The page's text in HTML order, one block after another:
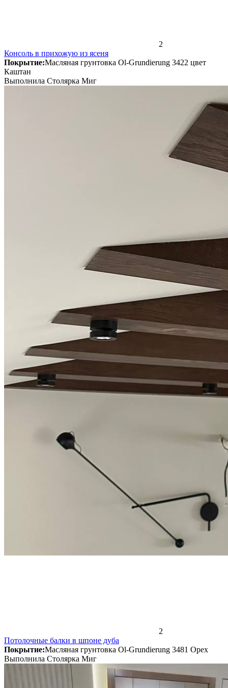
2
Консоль в прихожую из ясеня
Покрытие:Масляная грунтовка Ol-Grundierung 3422 цвет
Каштан
Выполнила Столярка Миг
2
Потолочные балки в шпоне дуба
Покрытие:Масляная грунтовка Ol-Grundierung 3481 Орех
Выполнила Столярка Миг